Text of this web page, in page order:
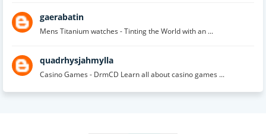
gaerabatin
Mens Titanium watches - Tinting the World with an ...
quadrhysjahmylla
Casino Games - DrmCD Learn all about casino games ...